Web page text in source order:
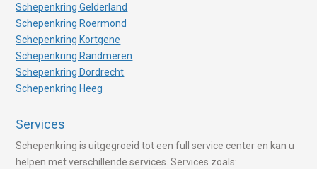
Schepenkring Gelderland
Schepenkring Roermond
Schepenkring Kortgene
Schepenkring Randmeren
Schepenkring Dordrecht
Schepenkring Heeg
Services
Schepenkring is uitgegroeid tot een full service center en kan u
helpen met verschillende services. Services zoals: